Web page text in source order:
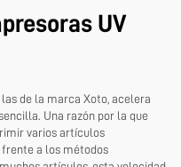
UV
de la marca Xoto, acelera
Una razón por la que
varios artículos
a los métodos